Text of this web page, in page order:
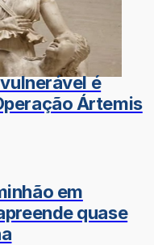
é
Ártemis
em
quase